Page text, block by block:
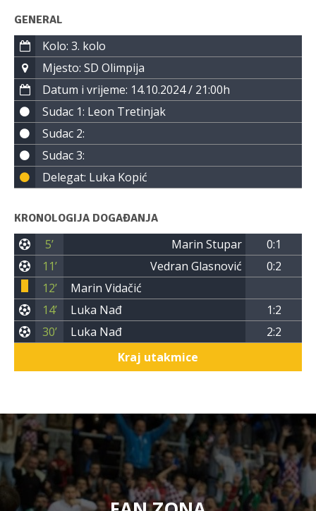
GENERAL
Kolo: 3. kolo
Mjesto: SD Olimpija
Datum i vrijeme: 14.10.2024 / 21:00h
Sudac 1: Leon Tretinjak
Sudac 2:
Sudac 3:
Delegat: Luka Kopić
KRONOLOGIJA DOGAĐANJA
5’ Marin Stupar
0:1
11’
Vedran Glasnović
0:2
12’
Marin Vidačić
14’
Luka Nađ
1:2
30’
Luka Nađ
2:2
Kraj utakmice